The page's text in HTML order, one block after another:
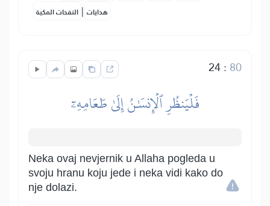
النفحات المكية | هدايات
24: 80
فَلۡيَنظُرِ ٱلۡإِنسَٰنُ إِلَىٰ طَعَامِهِۦٓ
Neka ovaj nevjernik u Allaha pogleda u
svoju hranu koju jede i neka vidi kako do
nje dolazi.